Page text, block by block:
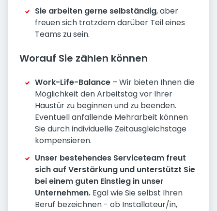
Sie arbeiten gerne selbständig, aber
freuen sich trotzdem darüber Teil eines
Teams zu sein.
Worauf Sie zählen können
Work-Life-Balance – Wir bieten Ihnen die
Möglichkeit den Arbeitstag vor Ihrer
Haustür zu beginnen und zu beenden.
Eventuell anfallende Mehrarbeit können
Sie durch individuelle Zeitausgleichstage
kompensieren.
Unser bestehendes Serviceteam freut
sich auf Verstärkung und unterstützt Sie
bei einem guten Einstieg in unser
Unternehmen. Egal wie Sie selbst Ihren
Beruf bezeichnen - ob Installateur/in,